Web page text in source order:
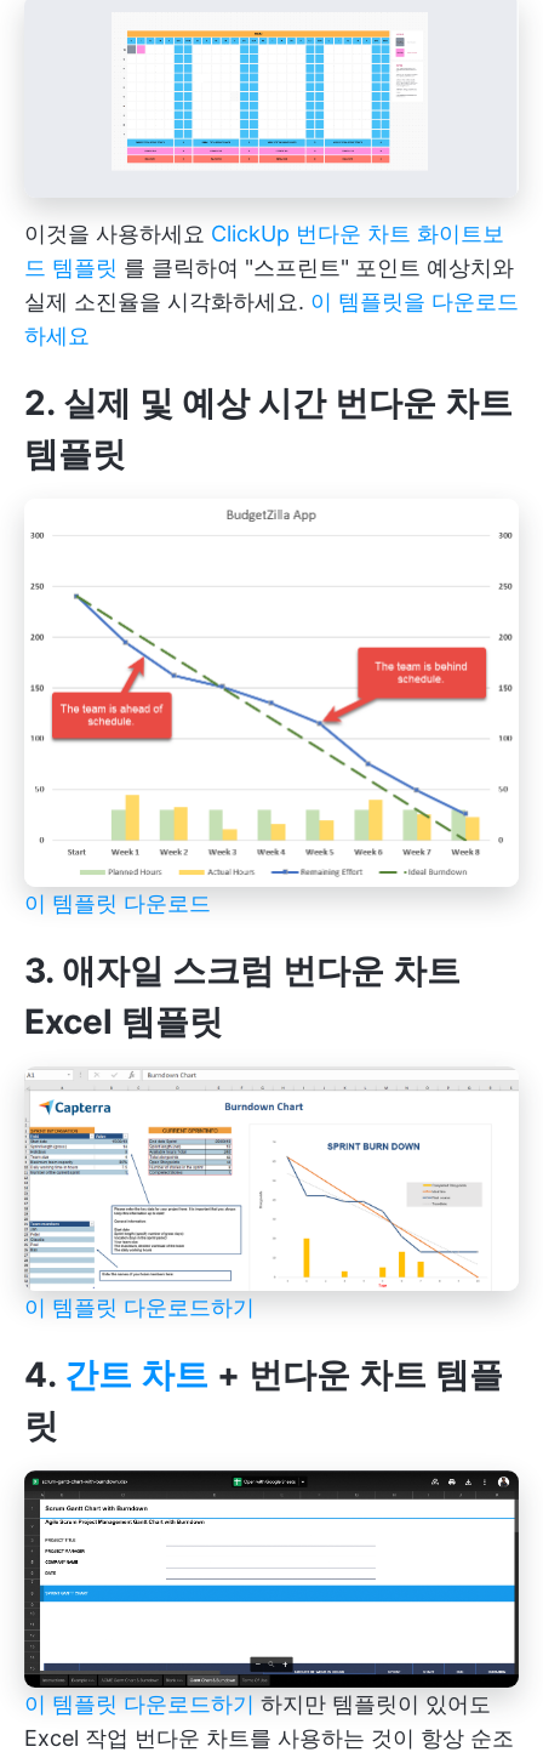
이것을 사용하세요 ClickUp 번다운 차트 화이트보
드 템플릿 를 클릭하여 "스프린트" 포인트 예상치와
실제 소진율을 시각화하세요. 이 템플릿을 다운로드
하세요
2. 실제 및 예상 시간 번다운 차트
템플릿
이 템플릿 다운로드
3. 애자일 스크럼 번다운 차트
Excel 템플릿
이 템플릿 다운로드하기
4. 간트 차트 + 번다운 차트 템플
릿
이 템플릿 다운로드하기 하지만 템플릿이 있어도
Excel 작업 번다운 차트를 사용하는 것이 항상 순조